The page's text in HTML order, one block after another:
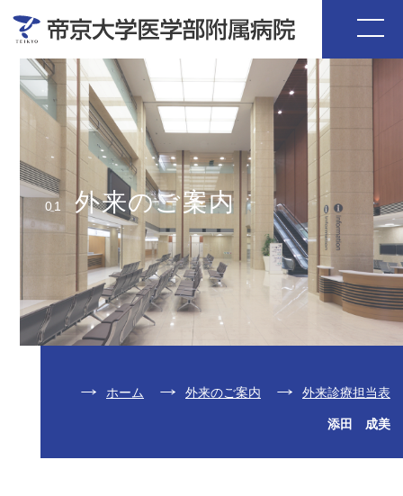
01 外来のご案内
ホーム 外来のご案内 外来診療担当表
添田 成美